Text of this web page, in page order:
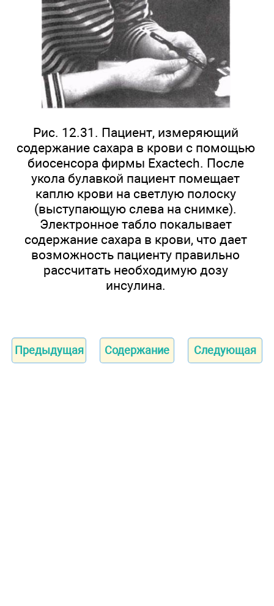
Рис. 12.31. Пациент, измеряющий
содержание сахара в крови с помощью
биосенсора фирмы Exactech. После
укола булавкой пациент помещает
каплю крови на светлую полоску
(выступающую слева на снимке).
Электронное табло покалывает
содержание сахара в крови, что дает
возможность пациенту правильно
рассчитать необходимую дозу
инсулина.
Предыдущая Содержание Следующая